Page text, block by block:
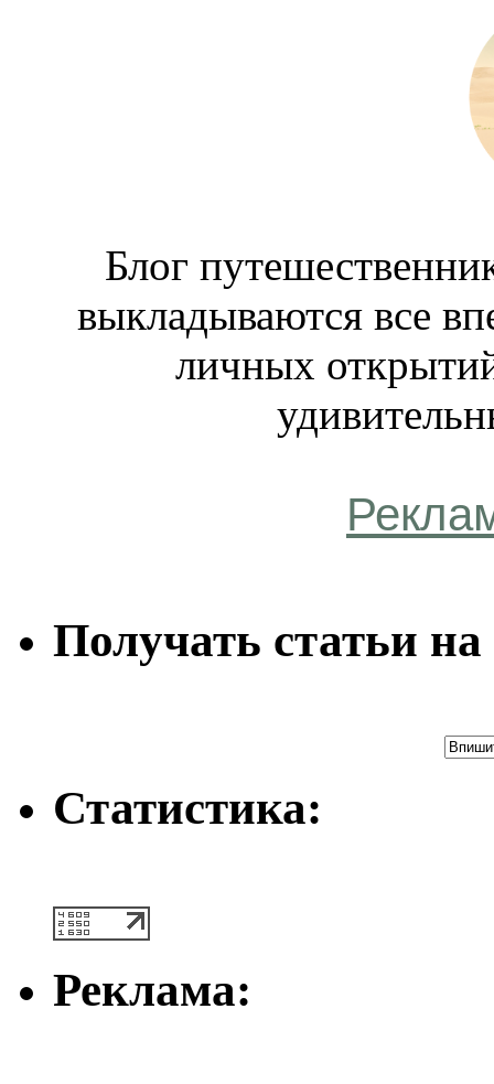
Блог
выкладываются все
личных
Получать статьи
Статистика:
Реклама: